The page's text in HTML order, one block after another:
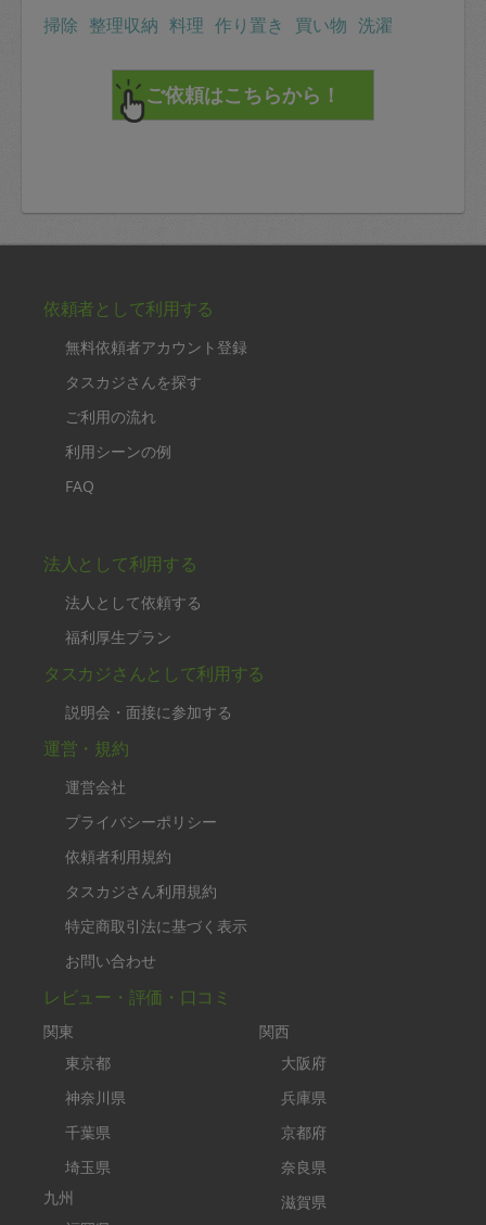
掃除 整理収納 料理 作り置き 買い物 洗濯
依頼者として利用する
無料依頼者アカウント登録
タスカジさんを探す
ご利用の流れ
利用シーンの例
FAQ
法人として利用する
法人として依頼する
福利厚生プラン
タスカジさんとして利用する
説明会・面接に参加する
運営・規約
運営会社
プライバシーポリシー
依頼者利用規約
タスカジさん利用規約
特定商取引法に基づく表示
お問い合わせ
レビュー・評価・口コミ
関東
東京都
神奈川県
千葉県
埼玉県
九州
関西
大阪府
兵庫県
京都府
奈良県
滋賀県